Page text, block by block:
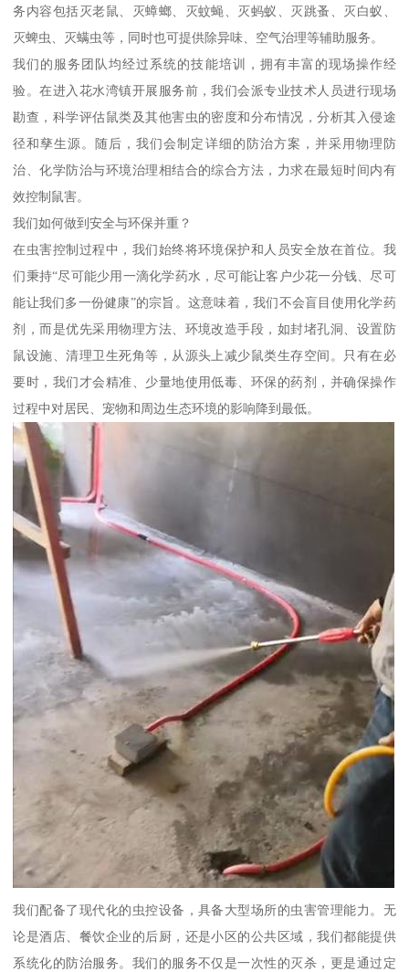
务内容包括灭老鼠、灭蟑螂、灭蚊蝇、灭蚂蚁、灭跳蚤、灭白蚁、
灭蜱虫、灭螨虫等，同时也可提供除异味、空气治理等辅助服务。
我们的服务团队均经过系统的技能培训，拥有丰富的现场操作经
验。在进入花水湾镇开展服务前，我们会派专业技术人员进行现场
勘查，科学评估鼠类及其他害虫的密度和分布情况，分析其入侵途
径和孳生源。随后，我们会制定详细的防治方案，并采用物理防
治、化学防治与环境治理相结合的综合方法，力求在最短时间内有
效控制鼠害。
我们如何做到安全与环保并重？
在虫害控制过程中，我们始终将环境保护和人员安全放在首位。我
们秉持“尽可能少用一滴化学药水，尽可能让客户少花一分钱、尽可
能让我们多一份健康”的宗旨。这意味着，我们不会盲目使用化学药
剂，而是优先采用物理方法、环境改造手段，如封堵孔洞、设置防
鼠设施、清理卫生死角等，从源头上减少鼠类生存空间。只有在必
要时，我们才会精准、少量地使用低毒、环保的药剂，并确保操作
过程中对居民、宠物和周边生态环境的影响降到最低。
我们配备了现代化的虫控设备，具备大型场所的虫害管理能力。无
论是酒店、餐饮企业的后厨，还是小区的公共区域，我们都能提供
系统化的防治服务。我们的服务不仅是一次性的灭杀，更是通过定